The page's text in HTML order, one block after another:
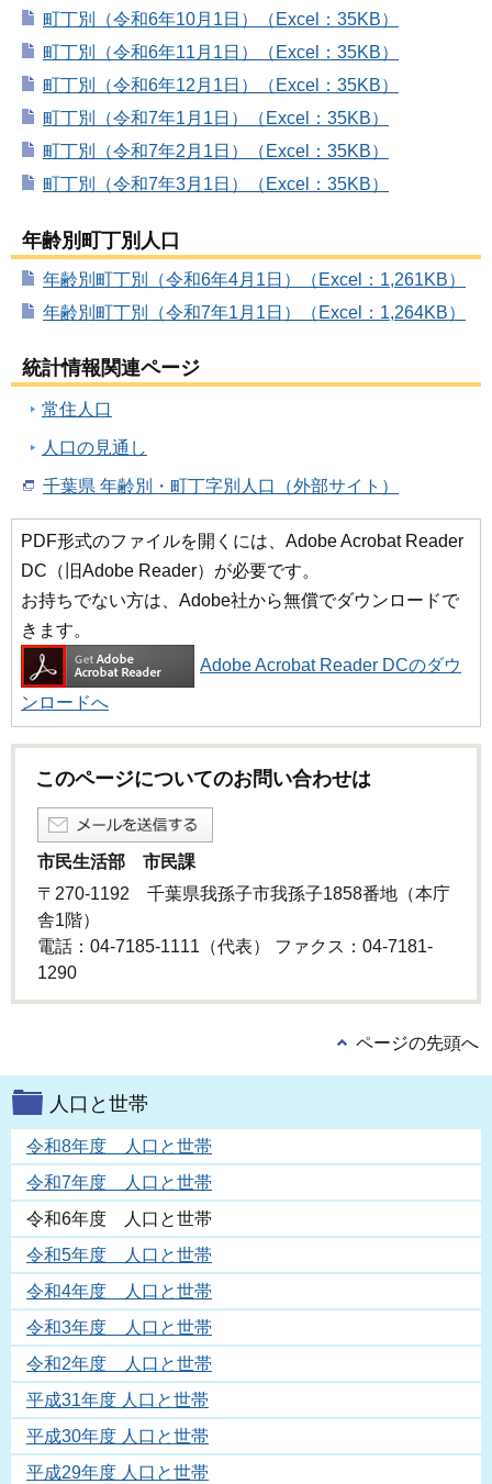
町丁別（令和6年10月1日）（Excel：35KB）
町丁別（令和6年11月1日）（Excel：35KB）
町丁別（令和6年12月1日）（Excel：35KB）
町丁別（令和7年1月1日）（Excel：35KB）
町丁別（令和7年2月1日）（Excel：35KB）
町丁別（令和7年3月1日）（Excel：35KB）
年齢別町丁別人口
年齢別町丁別（令和6年4月1日）（Excel：1,261KB）
年齢別町丁別（令和7年1月1日）（Excel：1,264KB）
統計情報関連ページ
常住人口
人口の見通し
千葉県 年齢別・町丁字別人口（外部サイト）
PDF形式のファイルを開くには、Adobe Acrobat Reader
DC（旧Adobe Reader）が必要です。
お持ちでない方は、Adobe社から無償でダウンロードで
きます。
Adobe Acrobat Reader DCのダウ
ンロードへ
このページについてのお問い合わせは
市民生活部 市民課
〒270-1192 千葉県我孫子市我孫子1858番地（本庁
舎1階）
電話：04-7185-1111（代表） ファクス：04-7181-
1290
ページの先頭へ
人口と世帯
令和8年度 人口と世帯
令和7年度 人口と世帯
令和6年度 人口と世帯
令和5年度 人口と世帯
令和4年度 人口と世帯
令和3年度 人口と世帯
令和2年度 人口と世帯
平成31年度 人口と世帯
平成30年度 人口と世帯
平成29年度 人口と世帯